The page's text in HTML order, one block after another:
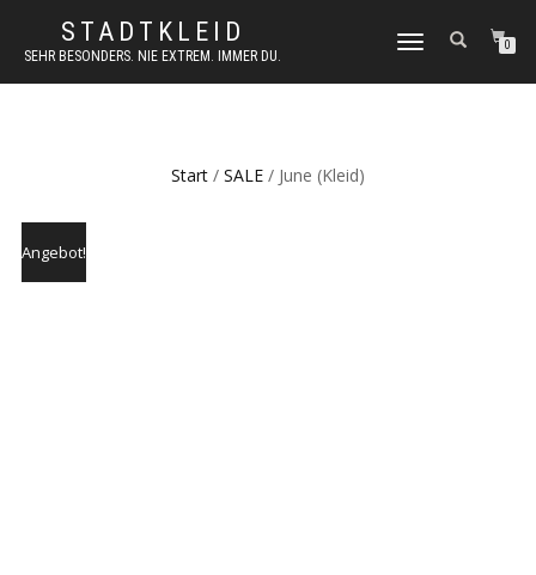
STADTKLEID
SEHR BESONDERS. NIE EXTREM. IMMER DU.
NAVIGATION
0
Start / SALE / June (Kleid)
Angebot!